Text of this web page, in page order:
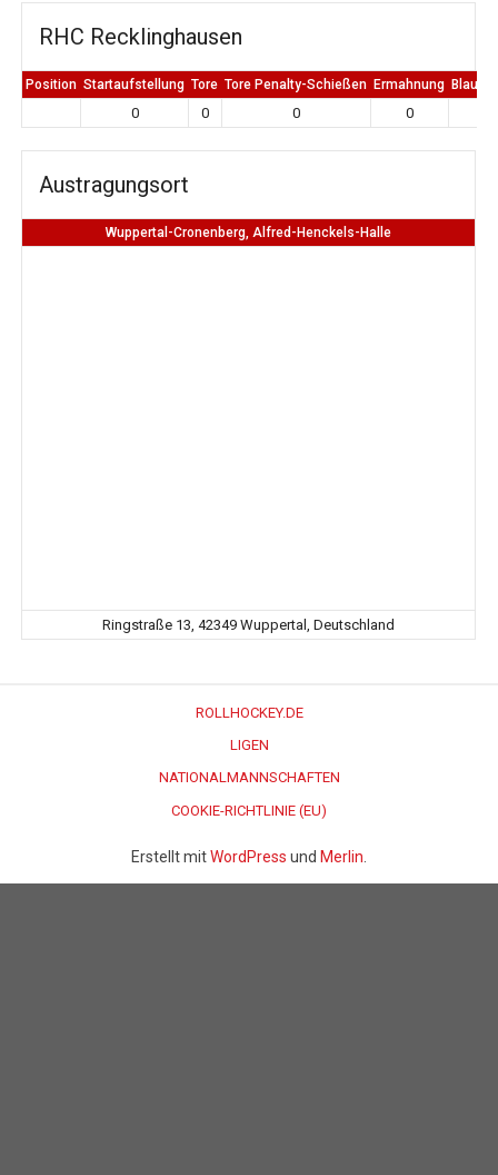
RHC Recklinghausen
Position Startaufstellung Tore Tore Penalty-Schießen Ermahnung Blaue
0 0 0 0
Austragungsort
Wuppertal-Cronenberg, Alfred-Henckels-Halle
Ringstraße 13, 42349 Wuppertal, Deutschland
ROLLHOCKEY.DE
LIGEN
NATIONALMANNSCHAFTEN
COOKIE-RICHTLINIE (EU)
Erstellt mitWordPress und Merlin